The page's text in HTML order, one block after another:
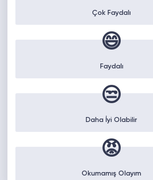
Çok Faydalı
😄
Faydalı
😒
Daha İyi Olabilir
😡
Okumamış Olayım